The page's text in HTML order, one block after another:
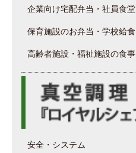
企業向け宅配弁当・社員食堂
保育施設のお弁当・学校給食
高齢者施設・福祉施設の食事
安全・システム